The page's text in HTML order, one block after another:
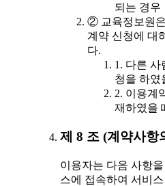
되는 경우
② 교육정보원
계약 신청에 대
다.
1. 다른 사
청을 하였
2. 이용계
재하였을
제 8 조 (계약사항
이용자는 다음 사항
스에 접속하여 서비